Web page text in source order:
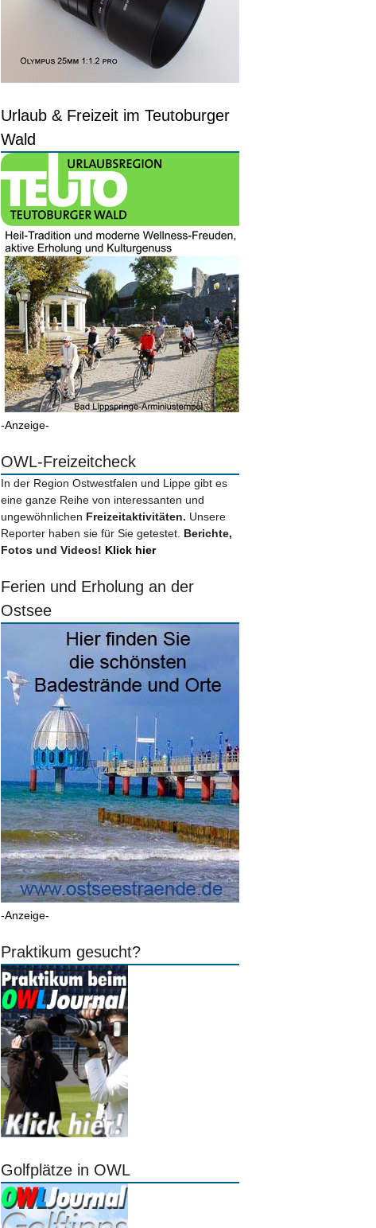
Urlaub & Freizeit im Teutoburger
Wald
-Anzeige-
OWL-Freizeitcheck
In der Region Ostwestfalen und Lippe gibt es
eine ganze Reihe von interessanten und
ungewöhnlichen Freizeitaktivitäten. Unsere
Reporter haben sie für Sie getestet. Berichte,
Fotos und Videos! Klick hier
Ferien und Erholung an der
Ostsee
-Anzeige-
Praktikum gesucht?
Golfplätze in OWL